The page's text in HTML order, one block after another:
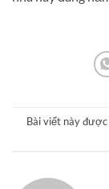
Bài viết này